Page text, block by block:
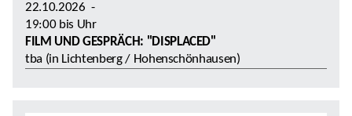
22.10.2026 -
19:00bis Uhr
FILM UND GESPRÄCH: "DISPLACED"
tba (in Lichtenberg / Hohenschönhausen)